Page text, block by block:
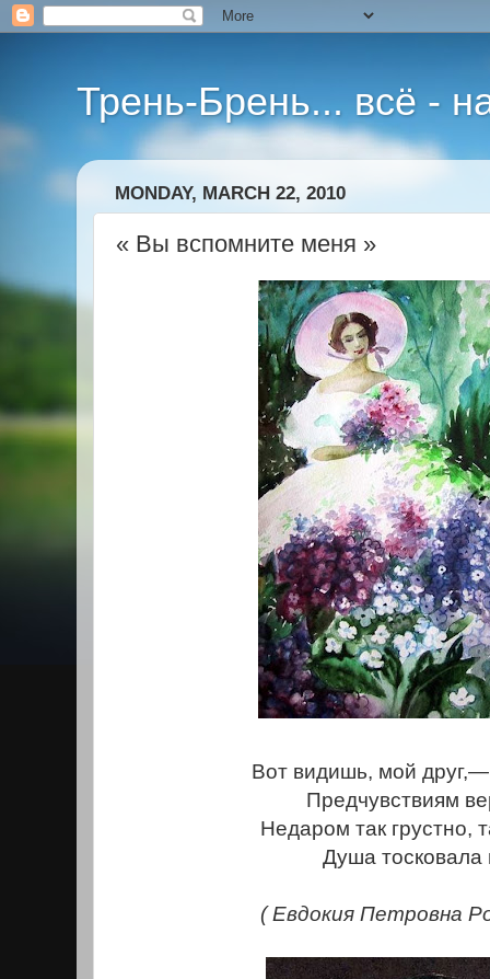
Трень-Брень... всё -
MONDAY, MARCH 22, 2010
« Вы вспомните меня »
Вот видишь, мой
Предчувствиям
Недаром так грустно,
Душа тосковала
( Евдокия Петровна